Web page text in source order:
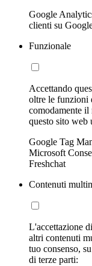
Google
clienti su
Funzionale
Accettando
oltre le funzioni
comodamente il
questo sito web
Google Tag
Microsoft
Freshchat
Contenuti
L'accettazione
altri contenuti
tuo consenso,
di terze parti: